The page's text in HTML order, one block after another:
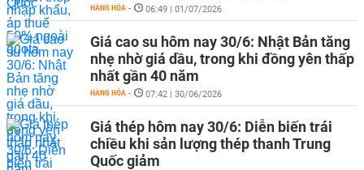
HÀNG HÓA - 06:49 | 01/07/2026
Giá cao su hôm nay 30/6: Nhật Bản tăng
nhẹ nhờ giá dầu, trong khi đồng yên thấp
nhất gần 40 năm
HÀNG HÓA - 07:42 | 30/06/2026
Giá thép hôm nay 30/6: Diễn biến trái
chiều khi sản lượng thép thanh Trung
Quốc giảm